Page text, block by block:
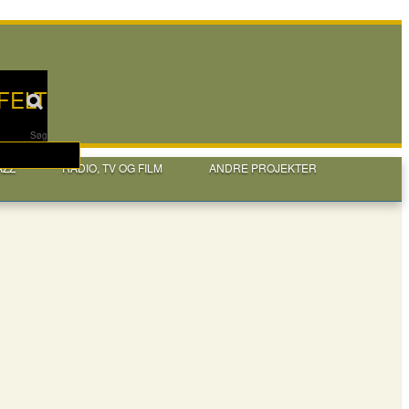
Søg
RADIO, TV OG FILM
ANDRE PROJEKTER